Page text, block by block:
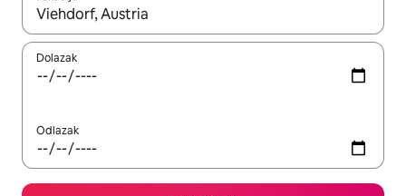
Kada budu dostupni rezultati, moći ćete ih pregledati
Dolazak
Odlazak